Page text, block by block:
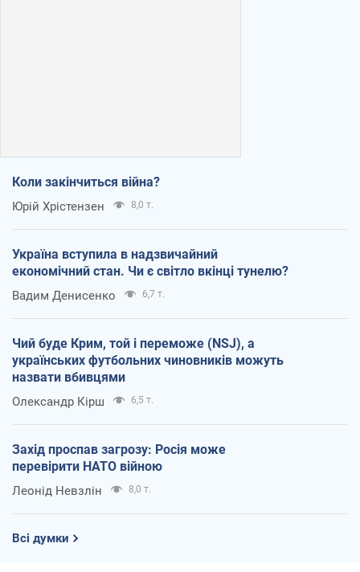
Коли закінчиться війна?
Юрій Хрістензен 8,0 т.
Україна вступила в надзвичайний
економічний стан. Чи є світло вкінці тунелю?
Вадим Денисенко 6,7 т.
Чий буде Крим, той і переможе (NSJ), а
українських футбольних чиновників можуть
назвати вбивцями
Олександр Кірш 6,5 т.
Захід проспав загрозу: Росія може
перевірити НАТО війною
Леонід Невзлін 8,0 т.
Всі думки